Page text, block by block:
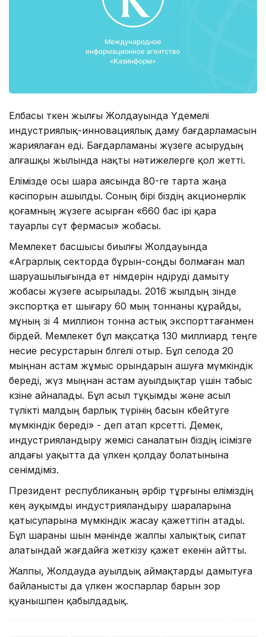
Елбасы өткен жылғы Жолдауында Үдемелі
индустриялық-инновациялық даму бағдарламасын
жариялаған еді. Бағдарламаны жүзеге асырудың
алғашқы жылында нақты нәтижелерге қол жетті.
Елімізде осы шара аясында 80-ге тарта жаңа
кәсіпорын ашылды. Соның бірі біздің акционерлік
қоғамның жүзеге асырған «660 бас ірі қара
тауарлы сүт фермасы» жобасы.
Мемлекет басшысы биылғы Жолдауында
«Аграрлық секторда бұрын-соңды болмаған мал
шаруашылығында ет өнімдерін өндіруді дамыту
жобасы жүзеге асырылады. 2016 жылдың өзінде
экспортқа ет шығару 60 мың тоннаны құрайды,
мұның өзі 4 миллион тонна астық экспорттағанмен
бірдей. Мемлекет бұл мақсатқа 130 миллиард теңге
несие ресурстарын бөлгелі отыр. Бұл селода 20
мыңнан астам жұмыс орындарын ашуға мүмкіндік
береді, жүз мыңнан астам ауылдықтар үшін табыс
көзіне айналады. Бұл асыл тұқымды және асыл
түлікті малдың барлық түрінің басын көбейтуге
мүмкіндік береді» - деп атап көрсетті. Демек,
индустрияландыру жемісі саналатын біздің ісімізге
алдағы уақытта да үлкен қолдау болатынына
сенімдіміз.
Президент республиканың әрбір тұрғыны еліміздің
кең ауқымды индустрияландыру шараларына
қатысуларына мүмкіндік жасау қажеттігін атады.
Бұл шараны шын мәнінде жалпы халықтық сипат
алатындай жағдайға жеткізу қажет екенін айтты.
Жалпы, Жолдауда ауылдық аймақтарды дамытуға
байланысты да үлкен жоспарлар барын зор
қуанышпен қабылдадық.